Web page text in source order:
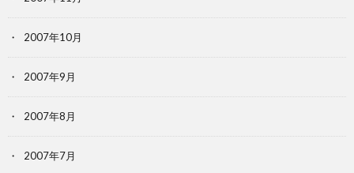
2007年10月
2007年9月
2007年8月
2007年7月